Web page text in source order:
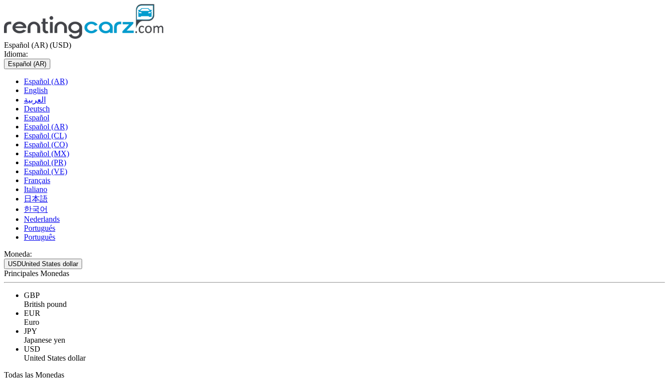
Español (AR) (USD)
Idioma:
Español (AR)
Español (AR)
English
العربية
Deutsch
Español
Español (AR)
Español (CL)
Español (CO)
Español (MX)
Español (PR)
Español (VE)
Français
Italiano
日本語
한국어
Nederlands
Portugués
Português
Moneda:
USDUnited States dollar
Principales Monedas
GBP
British pound
EUR
Euro
JPY
Japanese yen
USD
United States dollar
Todas las Monedas